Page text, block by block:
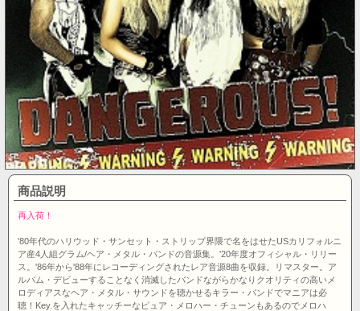
商品説明
再入荷！
'80年代のハリウッド・サンセット・ストリップ界隈で名をはせたUSカリフォルニ
ア産4人組グラム/ヘア・メタル・バンドの音源集。'20年度オフィシャル・リリー
ス。'86年から'88年にレコーディングされたレア音源8曲を収録。リマスター。ア
ルバム・デビューすることなく消滅したバンドながらかなりクオリティの高いメ
ロディアスなヘア・メタル・サウンドを聴かせるキラー・バンドでマニアは必
聴！Key.を入れたキャッチーなピュア・メロハー・チューンもあるのでメロハ